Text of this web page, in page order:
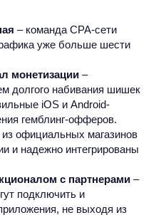
– команда CPA-сети
уже больше шести
монетизации –
долгого набивания шишек
iOS и Android-
гемблинг-офферов.
официальных магазинов
и надежно интегрированы
с партнерами –
подключить и
не выходя из